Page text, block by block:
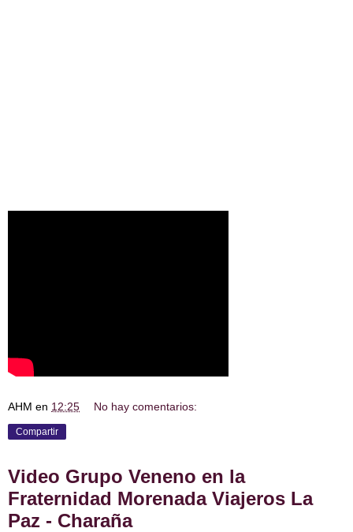
AHM en 12:25 No hay comentarios:
Compartir
Video Grupo Veneno en la
Fraternidad Morenada Viajeros La
Paz - Charaña